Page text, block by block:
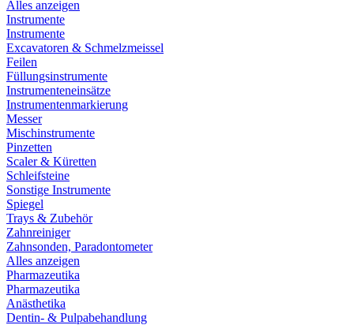
Alles anzeigen
Instrumente
Instrumente
Excavatoren & Schmelzmeissel
Feilen
Füllungsinstrumente
Instrumenteneinsätze
Instrumentenmarkierung
Messer
Mischinstrumente
Pinzetten
Scaler & Küretten
Schleifsteine
Sonstige Instrumente
Spiegel
Trays & Zubehör
Zahnreiniger
Zahnsonden, Paradontometer
Alles anzeigen
Pharmazeutika
Pharmazeutika
Anästhetika
Dentin- & Pulpabehandlung